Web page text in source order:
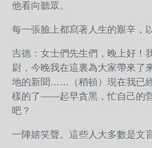
他看向聽眾。
每一張臉上都寫著人生的艱辛，
吉德：女士們先生們，晚上好！
尉，今晚我在這裏為大家帶來了
地的新聞……（稍頓）現在我已
樣的了——起早貪黑，忙自己的
吧？
一陣嬉笑聲。這些人大多數是文盲